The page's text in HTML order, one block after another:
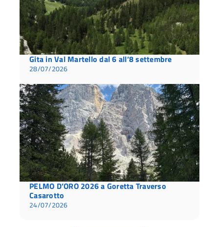
Gita in Val Martello dal 6 all’8 settembre
28/07/2026
PELMO D’ORO 2026 a Goretta Traverso
Casarotto
24/07/2026